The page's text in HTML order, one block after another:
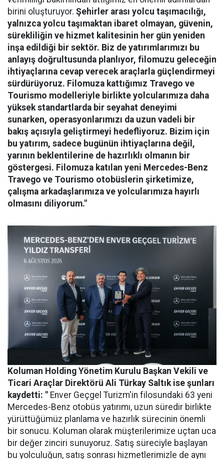
birini oluşturuyor. Şehirler arası yolcu taşımacılığı,
yalnızca yolcu taşımaktan ibaret olmayan, güvenin,
sürekliliğin ve hizmet kalitesinin her gün yeniden
inşa edildiği bir sektör. Biz de yatırımlarımızı bu
anlayış doğrultusunda planlıyor, filomuzu geleceğin
ihtiyaçlarına cevap verecek araçlarla güçlendirmeyi
sürdürüyoruz. Filomuza kattığımız Travego ve
Tourismo modelleriyle birlikte yolcularımıza daha
yüksek standartlarda bir seyahat deneyimi
sunarken, operasyonlarımızı da uzun vadeli bir
bakış açısıyla geliştirmeyi hedefliyoruz. Bizim için
bu yatırım, sadece bugünün ihtiyaçlarına değil,
yarının beklentilerine de hazırlıklı olmanın bir
göstergesi. Filomuza katılan yeni Mercedes-Benz
Travego ve Tourismo otobüslerin şirketimize,
çalışma arkadaşlarımıza ve yolcularımıza hayırlı
olmasını diliyorum."
Koluman Holding Yönetim Kurulu Başkan Vekili ve
Ticari Araçlar Direktörü Ali Türkay Saltık ise şunları
kaydetti: " Enver Geçgel Turizm'in filosundaki 63 yeni
Mercedes-Benz otobüs yatırımı, uzun süredir birlikte
yürüttüğümüz planlama ve hazırlık sürecinin önemli
bir sonucu. Koluman olarak müşterilerimize uçtan uca
bir değer zinciri sunuyoruz. Satış süreciyle başlayan
bu yolculuğun, satış sonrası hizmetlerimizle de aynı